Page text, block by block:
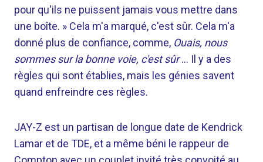
pour qu'ils ne puissent jamais vous mettre dans
une boîte. » Cela m'a marqué, c'est sûr. Cela m'a
donné plus de confiance, comme, Ouais, nous
sommes sur la bonne voie, c'est sûr… Il y a des
règles qui sont établies, mais les génies savent
quand enfreindre ces règles.
JAY-Z est un partisan de longue date de Kendrick
Lamar et de TDE, et a même béni le rappeur de